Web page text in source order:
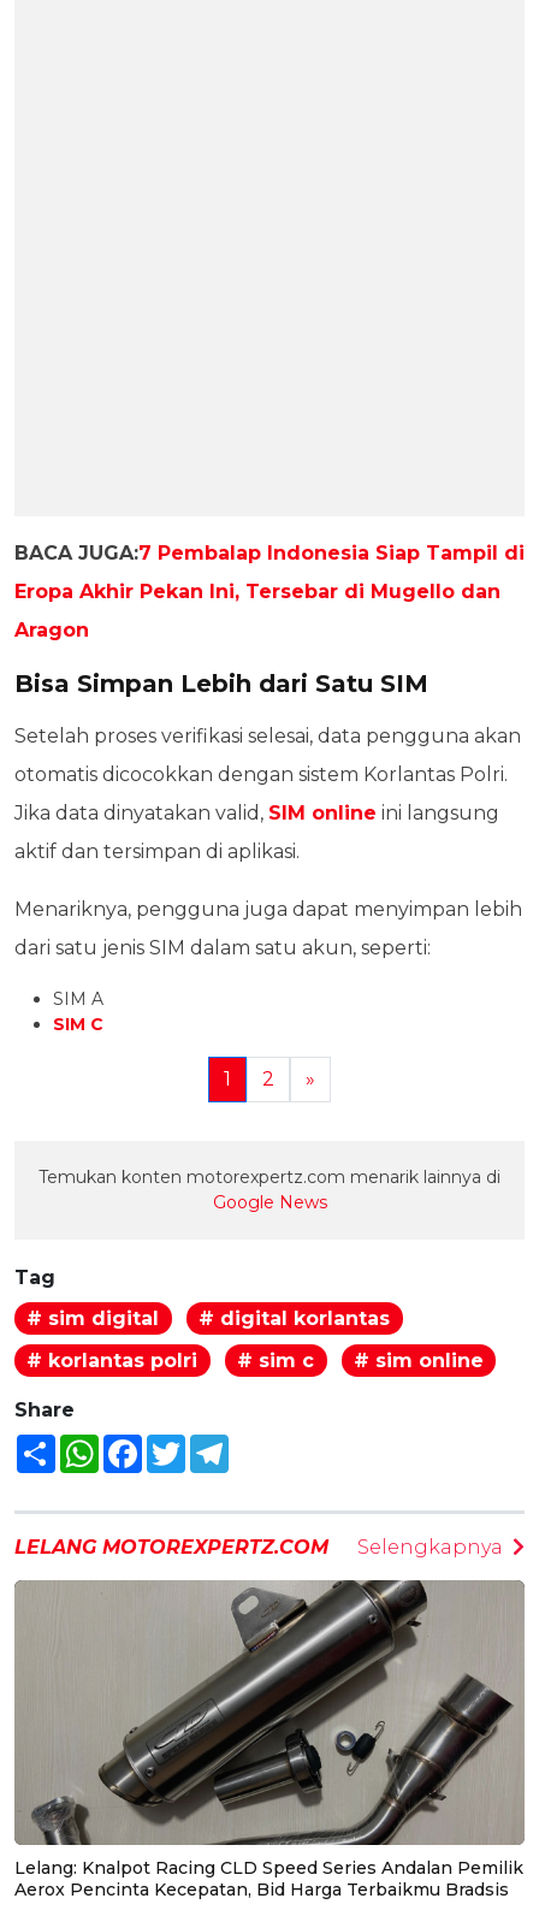
BACA JUGA:7 Pembalap Indonesia Siap Tampil di
Eropa Akhir Pekan Ini, Tersebar di Mugello dan
Aragon
Bisa Simpan Lebih dari Satu SIM
Setelah proses verifikasi selesai, data pengguna akan
otomatis dicocokkan dengan sistem Korlantas Polri.
Jika data dinyatakan valid, SIM online ini langsung
aktif dan tersimpan di aplikasi.
Menariknya, pengguna juga dapat menyimpan lebih
dari satu jenis SIM dalam satu akun, seperti:
SIM A
SIM C
1 2 »
Temukan konten motorexpertz.com menarik lainnya di
Google News
Tag
# sim digital
# digital korlantas
# korlantas polri
# sim c # sim online
Share
Share WhatsAppFacebook
Twitter
LELANG MOTOREXPERTZ.COM Selengkapnya
Lelang: Knalpot Racing CLD Speed Series Andalan Pemilik
Aerox Pencinta Kecepatan, Bid Harga Terbaikmu Bradsis